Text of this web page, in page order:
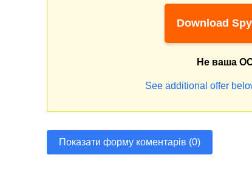
Download
Не ваша
See additional offer
Показати форму коментарів (0)